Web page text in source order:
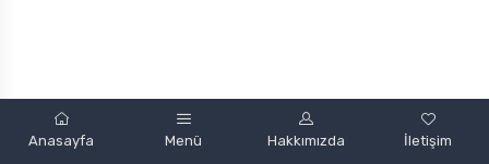
Anasayfa Menü Hakkımızda İletişim
by
mobint